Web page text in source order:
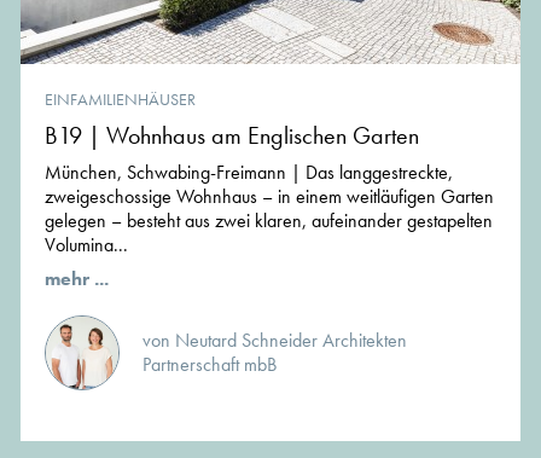
EINFAMILIENHÄUSER
B19 | Wohnhaus am Englischen Garten
München, Schwabing-Freimann | Das langgestreckte,
zweigeschossige Wohnhaus – in einem weitläufigen Garten
gelegen – besteht aus zwei klaren, aufeinander gestapelten
Volumina...
mehr ...
von Neutard Schneider Architekten
Partnerschaft mbB